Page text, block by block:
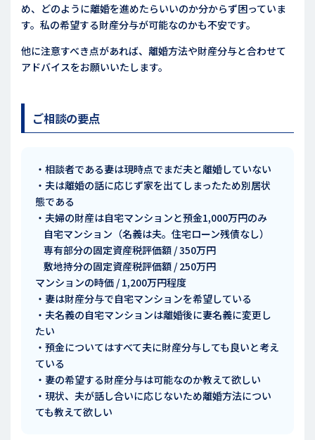
め、どのように離婚を進めたらいいのか分からず困っていま
す。私の希望する財産分与が可能なのかも不安です。
他に注意すべき点があれば、離婚方法や財産分与と合わせて
アドバイスをお願いいたします。
ご相談の要点
・相談者である妻は現時点でまだ夫と離婚していない
・夫は離婚の話に応じず家を出てしまったため別居状
態である
・夫婦の財産は自宅マンションと預金1,000万円のみ
自宅マンション（名義は夫。住宅ローン残債なし）
専有部分の固定資産税評価額 / 350万円
敷地持分の固定資産税評価額 / 250万円
マンションの時価 / 1,200万円程度
・妻は財産分与で自宅マンションを希望している
・夫名義の自宅マンションは離婚後に妻名義に変更し
たい
・預金についてはすべて夫に財産分与しても良いと考え
ている
・妻の希望する財産分与は可能なのか教えて欲しい
・現状、夫が話し合いに応じないため離婚方法につい
ても教えて欲しい